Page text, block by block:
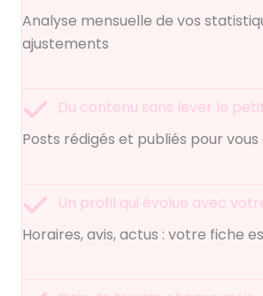
Analyse mensuelle de vos
ajustements
Du contenu sans lever le
Posts rédigés et publiés pour
Un profil qui évolue avec
Horaires, avis, actus : votre fiche